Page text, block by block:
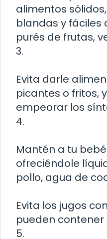
alimentos
blandas y fáciles
purés de frutas,
3.
Evita darle
picantes o fritos,
empeorar los
4.
Mantén a tu
ofreciéndole
pollo, agua de
Evita los jugos
pueden
5.